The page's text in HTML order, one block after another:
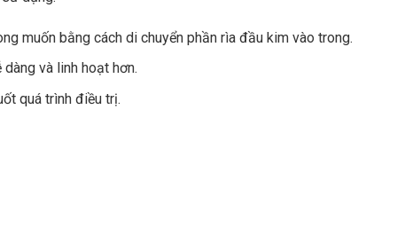
muốn bằng cách di chuyển phần rìa đầu kim vào trong.
và linh hoạt hơn.
quá trình điều trị.